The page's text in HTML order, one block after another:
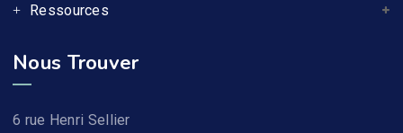
Ressources
Nous Trouver
6 rue Henri Sellier